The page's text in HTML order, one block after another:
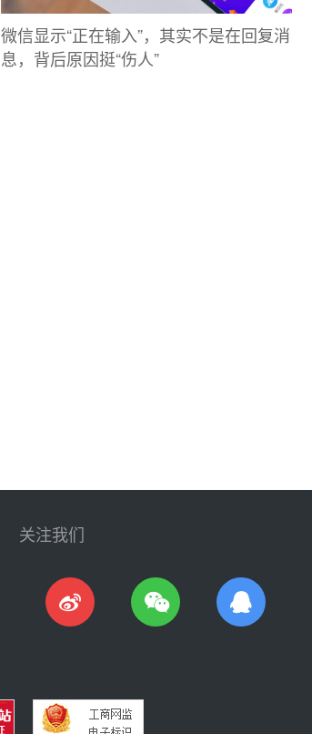
微信显示“正在输入”，其实不是在回复消
息，背后原因挺“伤人”
关注我们